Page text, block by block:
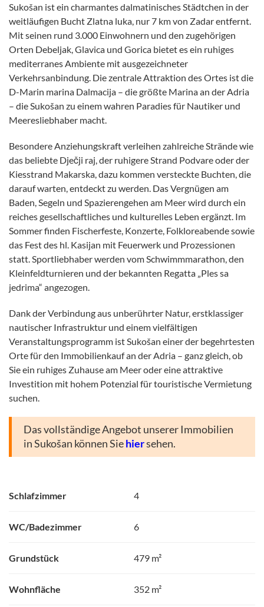
Sukošan ist ein charmantes dalmatinisches Städtchen in der
weitläufigen Bucht Zlatna luka, nur 7 km von Zadar entfernt.
Mit seinen rund 3.000 Einwohnern und den zugehörigen
Orten Debeljak, Glavica und Gorica bietet es ein ruhiges
mediterranes Ambiente mit ausgezeichneter
Verkehrsanbindung. Die zentrale Attraktion des Ortes ist die
D-Marin marina Dalmacija – die größte Marina an der Adria
– die Sukošan zu einem wahren Paradies für Nautiker und
Meeresliebhaber macht.
Besondere Anziehungskraft verleihen zahlreiche Strände wie
das beliebte Dječji raj, der ruhigere Strand Podvare oder der
Kiesstrand Makarska, dazu kommen versteckte Buchten, die
darauf warten, entdeckt zu werden. Das Vergnügen am
Baden, Segeln und Spazierengehen am Meer wird durch ein
reiches gesellschaftliches und kulturelles Leben ergänzt. Im
Sommer finden Fischerfeste, Konzerte, Folkloreabende sowie
das Fest des hl. Kasijan mit Feuerwerk und Prozessionen
statt. Sportliebhaber werden vom Schwimmmarathon, den
Kleinfeldturnieren und der bekannten Regatta „Ples sa
jedrima“ angezogen.
Dank der Verbindung aus unberührter Natur, erstklassiger
nautischer Infrastruktur und einem vielfältigen
Veranstaltungsprogramm ist Sukošan einer der begehrtesten
Orte für den Immobilienkauf an der Adria – ganz gleich, ob
Sie ein ruhiges Zuhause am Meer oder eine attraktive
Investition mit hohem Potenzial für touristische Vermietung
suchen.
Das vollständige Angebot unserer Immobilien
in Sukošan können Siehiersehen.
Schlafzimmer 4
WC/Badezimmer 6
Grundstück 479 m²
Wohnfläche 352 m²